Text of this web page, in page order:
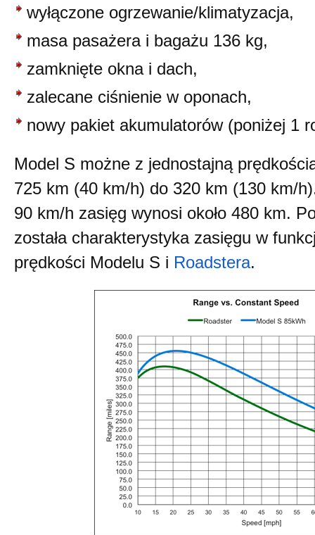
wyłączone ogrzewanie/klimatyzacja,
masa pasażera i bagażu 136 kg,
zamknięte okna i dach,
zalecane ciśnienie w oponach,
nowy pakiet akumulatorów (poniżej 1
Model S możne z jednostajną
725 km (40 km/h) do 320 km (130 km/
90 km/h zasięg wynosi około 480 km.
została charakterystyka zasięgu w
prędkości Modelu S i Roadstera.